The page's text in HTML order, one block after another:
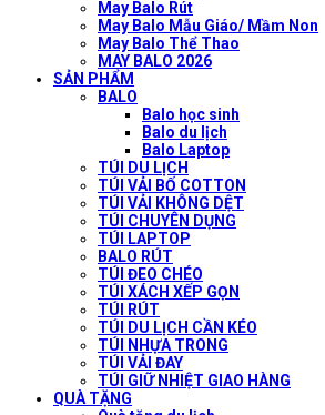
May Balo Rút
May Balo Mẫu Giáo/ Mầm Non
May Balo Thể Thao
MAY BALO 2026
SẢN PHẨM
BALO
Balo học sinh
Balo du lịch
Balo Laptop
TÚI DU LỊCH
TÚI VẢI BỐ COTTON
TÚI VẢI KHÔNG DỆT
TÚI CHUYÊN DỤNG
TÚI LAPTOP
BALO RÚT
TÚI ĐEO CHÉO
TÚI XÁCH XẾP GỌN
TÚI RÚT
TÚI DU LỊCH CẦN KÉO
TÚI NHỰA TRONG
TÚI VẢI ĐAY
TÚI GIỮ NHIỆT GIAO HÀNG
QUÀ TẶNG